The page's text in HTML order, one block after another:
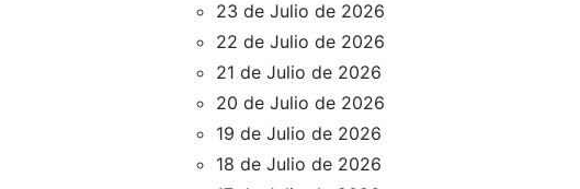
23 de Julio de 2026
22 de Julio de 2026
21 de Julio de 2026
20 de Julio de 2026
19 de Julio de 2026
18 de Julio de 2026